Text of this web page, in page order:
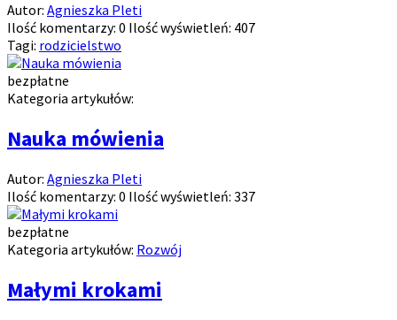
Autor: Agnieszka Pleti
Ilość komentarzy: 0 Ilość wyświetleń: 407
Tagi: rodzicielstwo
bezpłatne
Kategoria artykułów:
Nauka mówienia
Autor: Agnieszka Pleti
Ilość komentarzy: 0 Ilość wyświetleń: 337
bezpłatne
Kategoria artykułów: Rozwój
Małymi krokami